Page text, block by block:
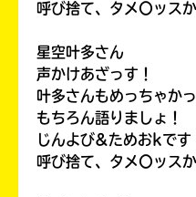
呼び捨て、タメ〇ッス
星空叶多さん
声かけあざっす！
叶多さんもめっちゃか
もちろん語りましょ！
じんよび&ためおkです
呼び捨て、タメ〇ッス